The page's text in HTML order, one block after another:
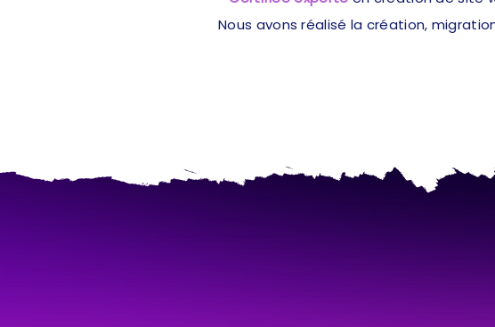
Nous avons réalisé la création,